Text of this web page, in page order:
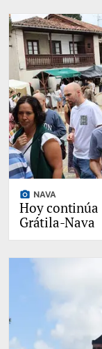
photo_camera NAVA
Hoy continúa
Grátila-Nava